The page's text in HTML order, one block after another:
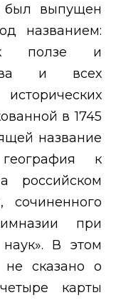
был выпущен
названием:
к ползе и
и всех
в 1745
название
география к
российском
сочиненного
при
В этом
не сказано о
карты